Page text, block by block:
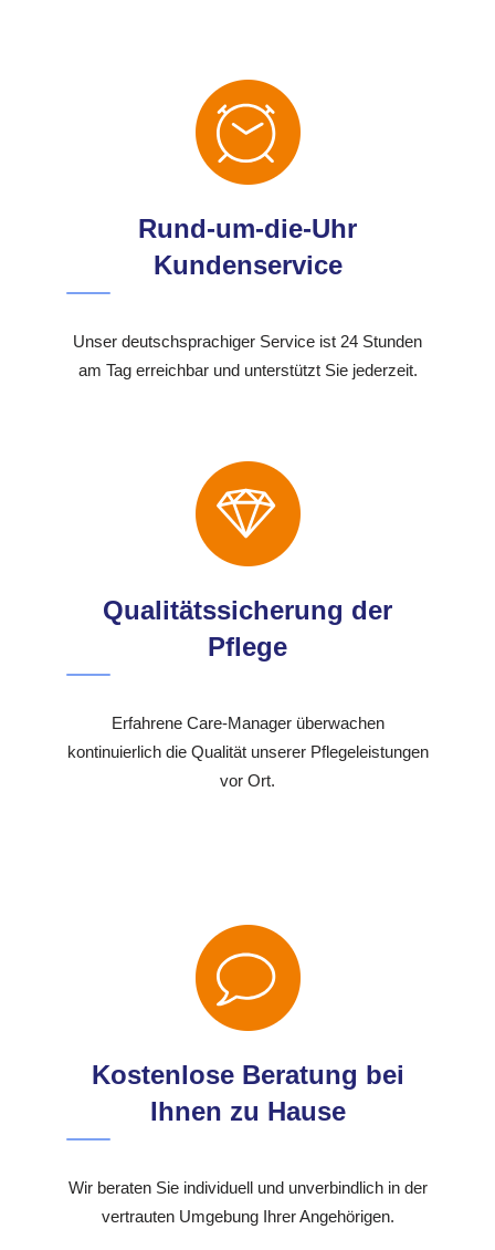
Rund-um-die-Uhr
Kundenservice
Unser deutschsprachiger Service ist 24 Stunden
am Tag erreichbar und unterstützt Sie jederzeit.
Qualitätssicherung der
Pflege
Erfahrene Care-Manager überwachen
kontinuierlich die Qualität unserer Pflegeleistungen
vor Ort.
Kostenlose Beratung bei
Ihnen zu Hause
Wir beraten Sie individuell und unverbindlich in der
vertrauten Umgebung Ihrer Angehörigen.